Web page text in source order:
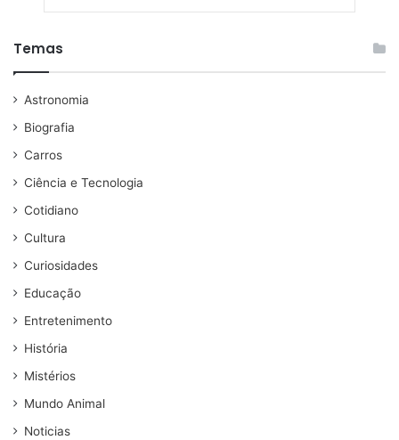
Temas
Astronomia
Biografia
Carros
Ciência e Tecnologia
Cotidiano
Cultura
Curiosidades
Educação
Entretenimento
História
Mistérios
Mundo Animal
Noticias